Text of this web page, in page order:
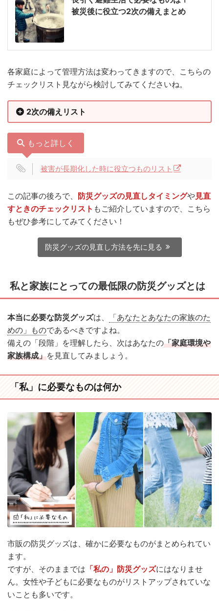
被災後に役立つ2次の備えまとめ
各家庭によって管理方法は変わってきますので、こちらの
チェックリスト見ながら検討してみてくださいね。
2次の備えリスト
もっと詳しく
被害が長期化した時に役立つものリスト
この記事の後ろで、 防災グッズの見直しタイミングや見直
すときのチェックリスト もご紹介していますので、こちら
もぜひ参考にしてみてください！
防災グッズの見直し方法を先に見る
私と家族にとっての最低限の防災グッズとは
本当に必要な防災グッズは、
「あなたとあなたの家族のた
めの」ものであるべきですよね。
備えの「段階」を理解したら、次はあなたの「家庭環境や
家族構成」を見直してみましょう。
「私」に必要なものは何か
市販の防災グッズは、確かに必要なものがまとめられてい
ます。
ですが、そのままでは 「私の」防災グッズにはなりませ
ん。女性や子どもに必要なものがリストアップされていな
いことも多いです。